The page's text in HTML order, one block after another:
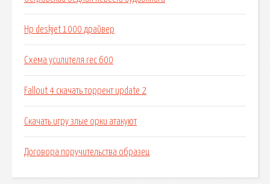
Нр deskjet 1000 драйвер
Схема усилителя rec 600
Fallout 4 скачать торрент update 2
Скачать игру злые орки атакуют
Договора поручительства образец